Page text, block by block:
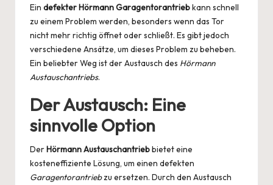
Ein defekter Hörmann Garagentorantriebkann schnell
zu einem Problem werden, besonders wenn das Tor
nicht mehr richtig öffnet oder schließt. Es gibt jedoch
verschiedene Ansätze, um dieses Problem zu beheben.
Ein beliebter Weg ist der Austausch des Hörmann
Austauschantriebs.
Der Austausch: Eine
sinnvolle Option
DerHörmann Austauschantriebbietet eine
kosteneffiziente Lösung, um einen defekten
Garagentorantriebzu ersetzen. Durch den Austausch